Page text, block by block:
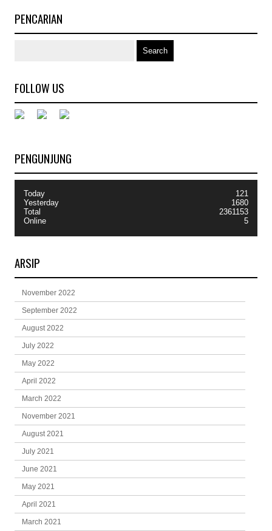
PENCARIAN
FOLLOW US
PENGUNJUNG
Today
Yesterday
Total
Online
121
1680
2361153
5
ARSIP
November 2022
September 2022
August 2022
July 2022
May 2022
April 2022
March 2022
November 2021
August 2021
July 2021
June 2021
May 2021
April 2021
March 2021